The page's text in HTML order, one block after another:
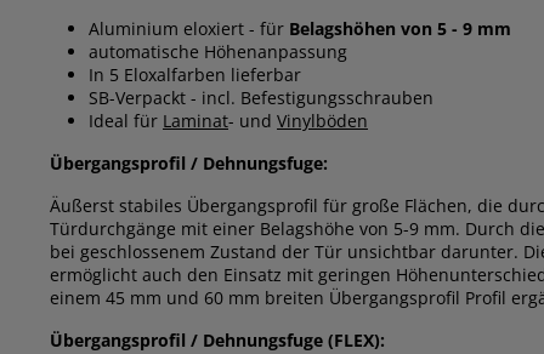
Aluminium eloxiert - für Belagshöhen von 5 - 9 mm
automatische Höhenanpassung
In 5 Eloxalfarben lieferbar
SB-Verpackt - incl. Befestigungsschrauben
Ideal für Laminat- und Vinylböden
Übergangsprofil / Dehnungsfuge:
Äußerst stabiles Übergangsprofil für große Flächen, die
Türdurchgänge mit einer Belagshöhe von 5-9 mm. Durch
bei geschlossenem Zustand der Tür unsichtbar darunter.
ermöglicht auch den Einsatz mit geringen
einem 45 mm und 60 mm breiten Übergangsprofil Profil
Übergangsprofil / Dehnungsfuge (FLEX):